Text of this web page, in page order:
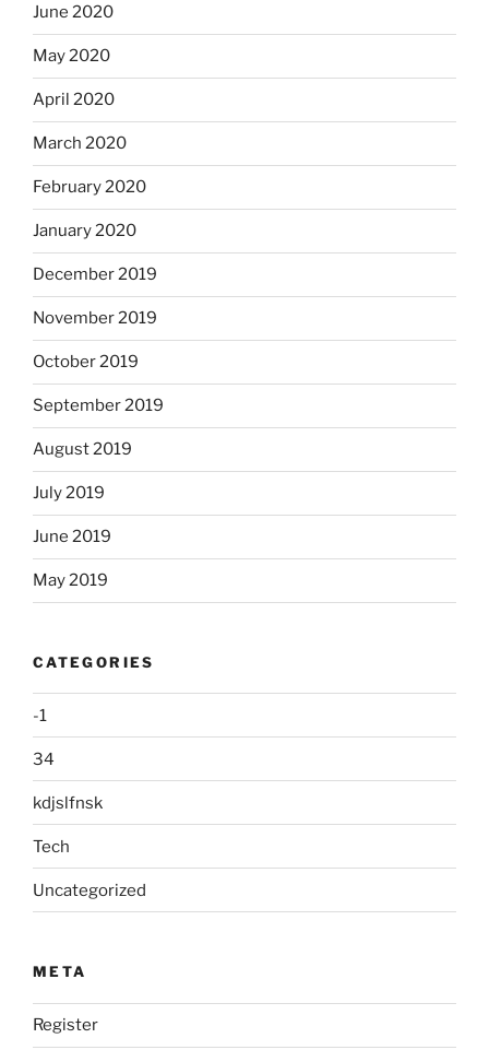
June 2020
May 2020
April 2020
March 2020
February 2020
January 2020
December 2019
November 2019
October 2019
September 2019
August 2019
July 2019
June 2019
May 2019
CATEGORIES
-1
34
kdjslfnsk
Tech
Uncategorized
META
Register